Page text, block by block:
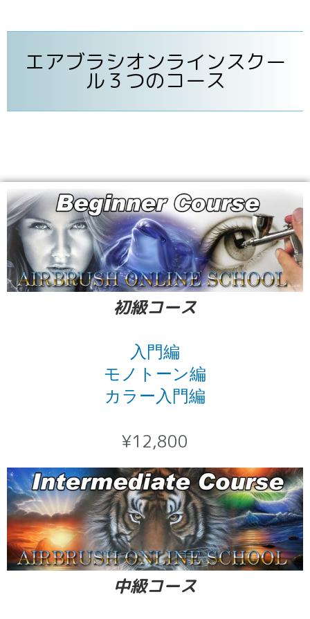
エアブラシオンラインスクー
ル３つのコース
初級コース
入門編
モノトーン編
カラー入門編
¥12,800
中級コース